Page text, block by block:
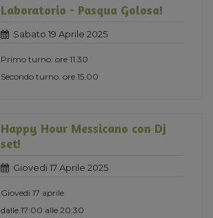
Laboratorio - Pasqua Golosa!
Sabato 19 Aprile 2025
Primo turno: ore 11.30
Secondo turno: ore 15.00
Happy Hour Messicano con Dj
set!
Giovedi 17 Aprile 2025
Giovedì 17 aprile
dalle 17:00 alle 20:30